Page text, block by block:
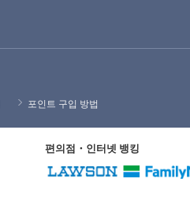
포인트 구입 방법
편의점・인터넷 뱅킹